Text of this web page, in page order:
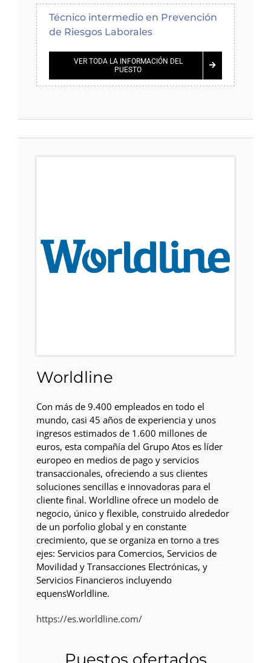
Técnico intermedio en Prevención
de Riesgos Laborales
VER TODA LA INFORMACIÓN DEL
PUESTO
Worldline
Con más de 9.400 empleados en todo el
mundo, casi 45 años de experiencia y unos
ingresos estimados de 1.600 millones de
euros, esta compañía del Grupo Atos es líder
europeo en medios de pago y servicios
transaccionales, ofreciendo a sus clientes
soluciones sencillas e innovadoras para el
cliente final. Worldline ofrece un modelo de
negocio, único y flexible, construido alrededor
de un porfolio global y en constante
crecimiento, que se organiza en torno a tres
ejes: Servicios para Comercios, Servicios de
Movilidad y Transacciones Electrónicas, y
Servicios Financieros incluyendo
equensWorldline.
https://es.worldline.com/